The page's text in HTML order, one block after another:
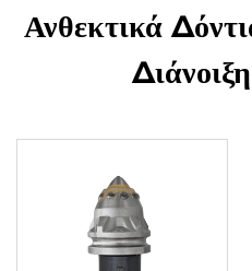
Ανθεκτικά